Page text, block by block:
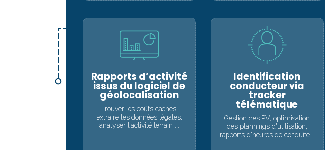
Rapports d’activité
issus du logiciel de
géolocalisation
Trouver les coûts cachés,
extraire les données légales,
analyser l'activité terrain ...
Identification
conducteur via
tracker
télématique
Gestion des PV, optimisation
des plannings d'utilisation,
rapports d'heures de conduite...